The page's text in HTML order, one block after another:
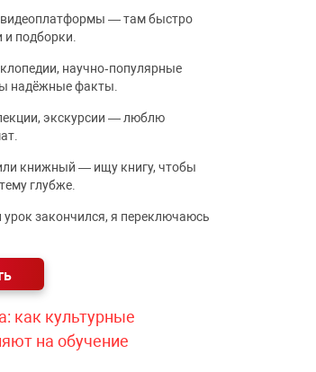
видеоплатформы — там быстро
подборки.
научно‑популярные
надёжные факты.
экскурсии — люблю
книжный — ищу книгу, чтобы
глубже.
закончился, я переключаюсь
как культурные
на обучение